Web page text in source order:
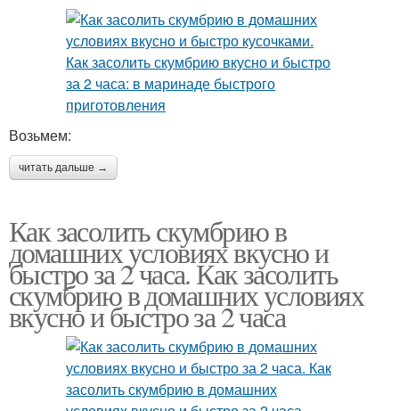
Возьмем:
читать дальше →
Как засолить скумбрию в
домашних условиях вкусно и
быстро за 2 часа. Как засолить
скумбрию в домашних условиях
вкусно и быстро за 2 часа